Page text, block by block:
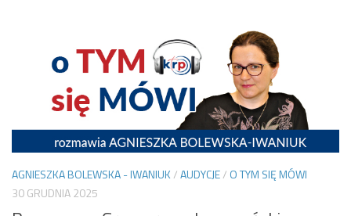
AGNIESZKA BOLEWSKA - IWANIUK/AUDYCJE/ O TYM SIĘ MÓWI
30 GRUDNIA 2025